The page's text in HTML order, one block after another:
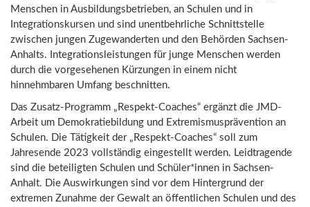
Menschen in Ausbildungsbetrieben, an Schulen und in
Integrationskursen und sind unentbehrliche Schnittstelle
zwischen jungen Zugewanderten und den Behörden Sachsen-
Anhalts. Integrationsleistungen für junge Menschen werden
durch die vorgesehenen Kürzungen in einem nicht
hinnehmbaren Umfang beschnitten.
Das Zusatz-Programm „Respekt-Coaches“ ergänzt die JMD-
Arbeit um Demokratiebildung und Extremismusprävention an
Schulen. Die Tätigkeit der „Respekt-Coaches“ soll zum
Jahresende 2023 vollständig eingestellt werden. Leidtragende
sind die beteiligten Schulen und Schüler*innen in Sachsen-
Anhalt. Die Auswirkungen sind vor dem Hintergrund der
extremen Zunahme der Gewalt an öffentlichen Schulen und des